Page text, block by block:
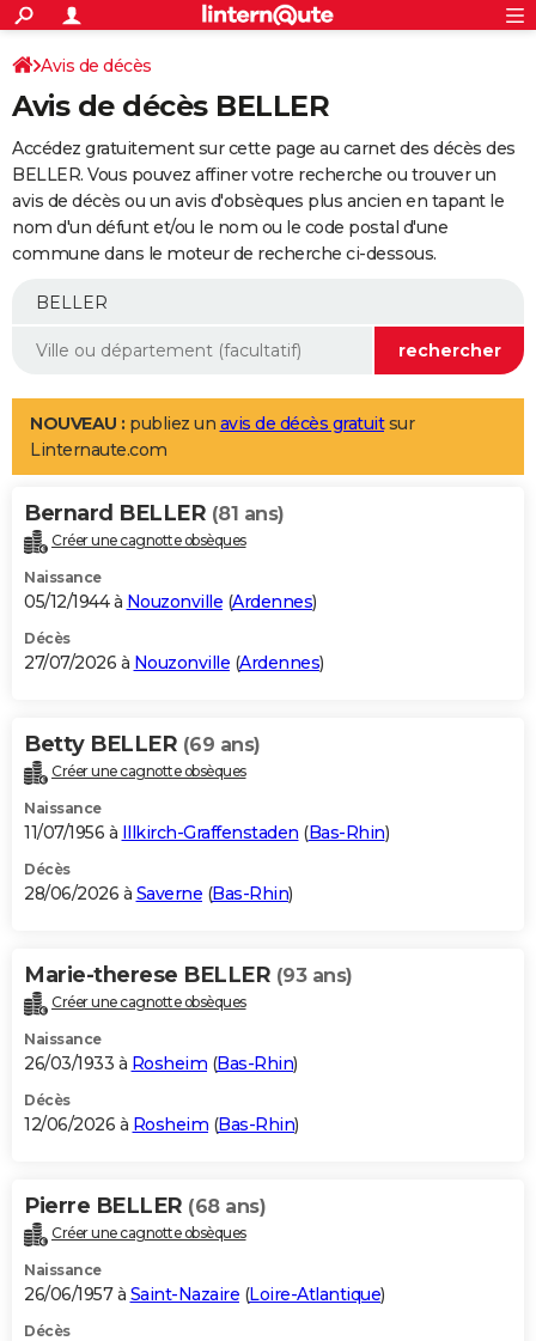
ACTUALITÉS
Politique
Société
Faits Divers
Education
Monde
Villes
+
SPORT
Coupe du monde 2026
Football
Tennis
Cyclisme
Rugby
Forum
Programme TV
TNT
Streaming
Cinéma
Sorties cinéma
Musique
+
FINANCE
Retraite
Epargne
Immobilier
Risques naturels par ville
Banque
Assurance
AUTO
Essais
Réserver un essai
Citadines
Berlines
SUV
Forum auto
+
Mobiles
Meilleur smartphone
Internet
Ordinateurs
Jeux vidéo
Guide high-tech
Aménagement intérieur
LIFESTYLE
Art de vivre
Bien-être
Loisirs
Mode
Modes de vie
Alimentation
Guide de la santé
Maladies
Médicaments
Sommeil
VOYAGE
Destinations
City break
Voyage nature
Voyage de noces
Forum
Climat
+PHOTO
GUIDES D'ACHAT
BONS PLANS
Carte de Noël
Carte Bonne année
Carte Saint-Valentin
Carte Pâques
Carte d'anniversaire
DICTIONNAIRE
Dictionnaire
Biographies
Citations
Expressions
Proverbes
PROGRAMME TV
S'inscrire
Se connecter
Lycées
Collèges
Primaires
Universités
Entreprises
Service militaire
Avis de recherche
AVIS DE DÉCÈS
Bricolage
Lifestyle
Culture
Sport
Auto
Television
Voyage
Cinema
Avis de décès
Avis de décès BELLER
Accédez gratuitement sur cette page au carnet des décès des
BELLER. Vous pouvez affiner votre recherche ou trouver un
avis de décès ou un avis d'obsèques plus ancien en tapant le
nom d'un défunt et/ou le nom ou le code postal d'une
commune dans le moteur de recherche ci-dessous.
NOUVEAU : publiez un avis de décès gratuitsur
Linternaute.com
Bernard BELLER (81 ans)
Créer une cagnotte obsèques
Naissance
05/12/1944 à Nouzonville (Ardennes)
Décès
27/07/2026 à Nouzonville (Ardennes)
Betty BELLER (69 ans)
Créer une cagnotte obsèques
Naissance
11/07/1956 à Illkirch-Graffenstaden (Bas-Rhin)
Décès
28/06/2026 à Saverne (Bas-Rhin)
Marie-therese BELLER (93 ans)
Créer une cagnotte obsèques
Naissance
26/03/1933 à Rosheim (Bas-Rhin)
Décès
12/06/2026 à Rosheim (Bas-Rhin)
Pierre BELLER (68 ans)
Créer une cagnotte obsèques
Naissance
26/06/1957 à Saint-Nazaire (Loire-Atlantique)
Décès